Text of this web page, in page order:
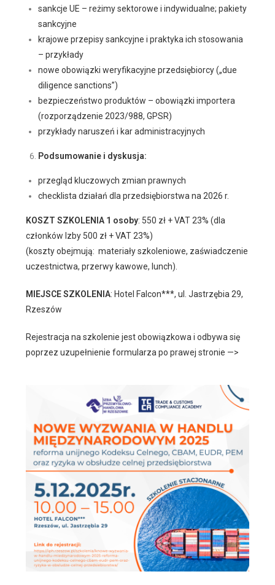
sankcje UE – reżimy sektorowe i indywidualne; pakiety
sankcyjne
krajowe przepisy sankcyjne i praktyka ich stosowania
– przykłady
nowe obowiązki weryfikacyjne przedsiębiorcy („due
diligence sanctions”)
bezpieczeństwo produktów – obowiązki importera
(rozporządzenie 2023/988, GPSR)
przykłady naruszeń i kar administracyjnych
Podsumowanie i dyskusja:
przegląd kluczowych zmian prawnych
checklista działań dla przedsiębiorstwa na 2026 r.
KOSZT SZKOLENIA 1 osoby: 550 zł + VAT 23% (dla
członków Izby 500 zł + VAT 23%)
(koszty obejmują: materiały szkoleniowe, zaświadczenie
uczestnictwa, przerwy kawowe, lunch).
MIEJSCE SZKOLENIA: Hotel Falcon***, ul. Jastrzębia 29,
Rzeszów
Rejestracja na szkolenie jest obowiązkowa i odbywa się
poprzez uzupełnienie formularza po prawej stronie —>